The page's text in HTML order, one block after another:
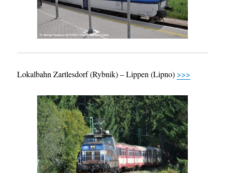
Lokalbahn Zartlesdorf (Rybnik) – Lippen (Lipno) >>>